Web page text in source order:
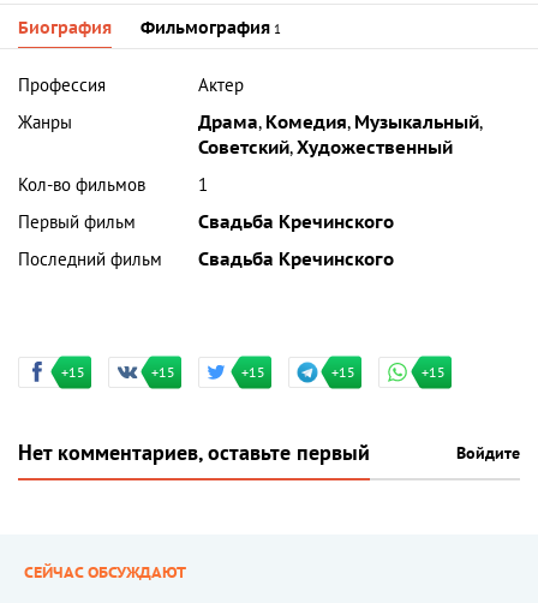
Биография Фильмография 1
Профессия
Актер
Жанры
Драма, Комедия, Музыкальный,
Советский,Художественный
Кол-во фильмов
1
Первый фильм
Свадьба Кречинского
Последний фильм
Свадьба Кречинского
+15 +15 +15 +15 +15
Нет комментариев, оставьте первый Войдите
СЕЙЧАС ОБСУЖДАЮТ